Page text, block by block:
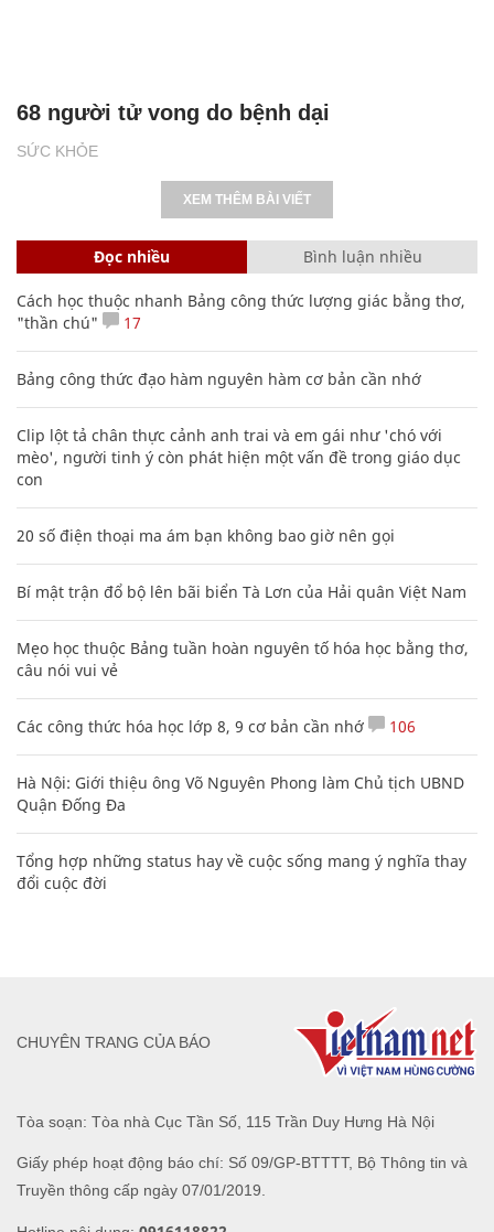
SỨC KHỎE
68 người tử vong do bệnh dại
XEM THÊM BÀI VIẾT
Đọc nhiều Bình luận nhiều
Cách học thuộc nhanh Bảng công thức lượng giác bằng thơ,
"thần chú"
17
Bảng công thức đạo hàm nguyên hàm cơ bản cần nhớ
Clip lột tả chân thực cảnh anh trai và em gái như 'chó với
mèo', người tinh ý còn phát hiện một vấn đề trong giáo dục
con
20 số điện thoại ma ám bạn không bao giờ nên gọi
Bí mật trận đổ bộ lên bãi biển Tà Lơn của Hải quân Việt Nam
Mẹo học thuộc Bảng tuần hoàn nguyên tố hóa học bằng thơ,
câu nói vui vẻ
Các công thức hóa học lớp 8, 9 cơ bản cần nhớ 106
Hà Nội: Giới thiệu ông Võ Nguyên Phong làm Chủ tịch UBND
Quận Đống Đa
Tổng hợp những status hay về cuộc sống mang ý nghĩa thay
đổi cuộc đời
Tòa soạn: Tòa nhà Cục Tần Số, 115 Trần Duy Hưng Hà Nội
Giấy phép hoạt động báo chí: Số 09/GP-BTTTT, Bộ Thông tin và
Truyền thông cấp ngày 07/01/2019.
CHUYÊN TRANG CỦA BÁO